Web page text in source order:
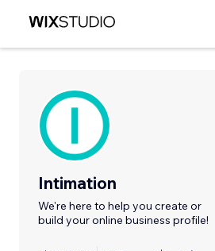
Intimation
We're here to help you create or
build your online business profile!